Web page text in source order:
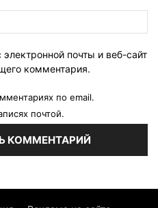
почты и веб-сайт
комментария.
по email.
почтой.